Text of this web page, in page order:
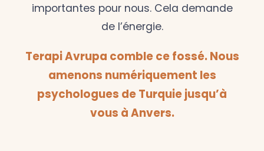
importantes pour nous. Cela demande
de l’énergie.
Terapi Avrupa comble ce fossé. Nous
amenons numériquement les
psychologues de Turquie jusqu’à
vous à Anvers.